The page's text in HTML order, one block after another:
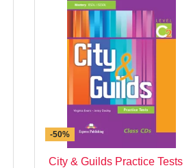
-50%
City & Guilds Practice Tests